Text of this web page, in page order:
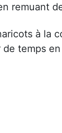
remuant
à la
temps